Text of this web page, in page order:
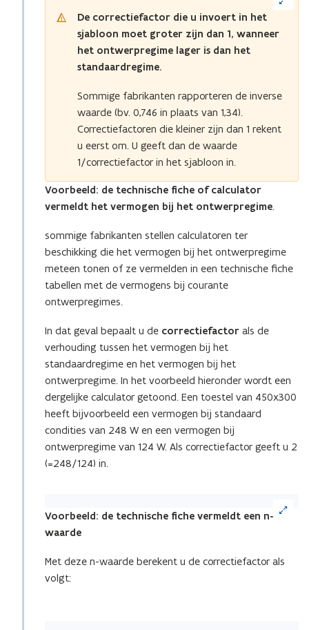
afbeelding
weergave)
De correctiefactor die u invoert in het
sjabloon moet groter zijn dan 1, wanneer
het ontwerpregime lager is dan het
standaardregime.
Sommige fabrikanten rapporteren de inverse
waarde (bv. 0,746 in plaats van 1,34).
Correctiefactoren die kleiner zijn dan 1 rekent
u eerst om. U geeft dan de waarde
1/correctiefactor in het sjabloon in.
op
de
voor
een
vergrote
Voorbeeld: de technische fiche of calculator
vermeldt het vermogen bij het ontwerpregime.
sommige fabrikanten stellen calculatoren ter
beschikking die het vermogen bij het ontwerpregime
meteen tonen of ze vermelden in een technische fiche
tabellen met de vermogens bij courante
ontwerpregimes.
In dat geval bepaalt u de correctiefactor als de
verhouding tussen het vermogen bij het
standaardregime en het vermogen bij het
ontwerpregime. In het voorbeeld hieronder wordt een
dergelijke calculator getoond. Een toestel van 450x300
heeft bijvoorbeeld een vermogen bij standaard
condities van 248 W en een vermogen bij
ontwerpregime van 124 W. Als correctiefactor geeft u 2
(=248/124) in.
Voorbeeld: de technische fiche vermeldt een n-
waarde
Met deze n-waarde berekent u de correctiefactor als
volgt: